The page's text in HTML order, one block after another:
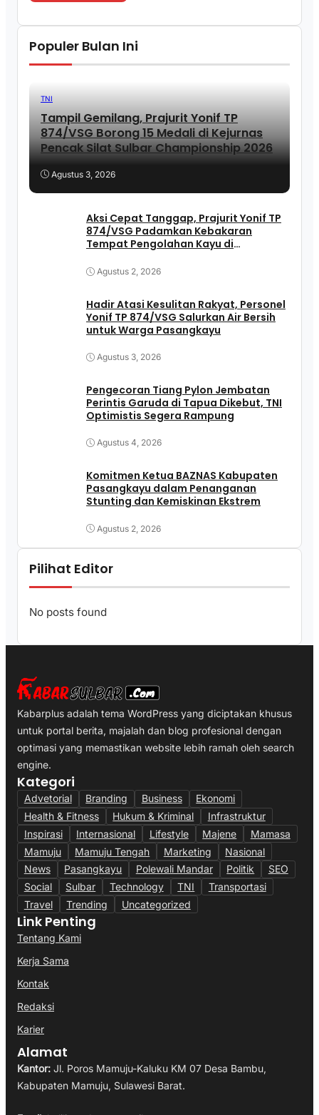
Populer Bulan Ini
TNI
Tampil Gemilang, Prajurit Yonif TP
874/VSG Borong 15 Medali di Kejurnas
Pencak Silat Sulbar Championship 2026
Agustus 3, 2026
Aksi Cepat Tanggap, Prajurit Yonif TP
874/VSG Padamkan Kebakaran
Tempat Pengolahan Kayu di
Agustus 2, 2026
Hadir Atasi Kesulitan Rakyat, Personel
Yonif TP 874/VSG Salurkan Air Bersih
untuk Warga Pasangkayu
Agustus 3, 2026
Pengecoran Tiang Pylon Jembatan
Perintis Garuda di Tapua Dikebut, TNI
Optimistis Segera Rampung
Agustus 4, 2026
Komitmen Ketua BAZNAS Kabupaten
Pasangkayu dalam Penanganan
Stunting dan Kemiskinan Ekstrem
Agustus 2, 2026
Pilihat Editor
No posts found
Kabarplus adalah tema WordPress yang diciptakan khusus
untuk portal berita, majalah dan blog profesional dengan
optimasi yang memastikan website lebih ramah oleh search
engine.
Kategori
Advetorial Branding Business
Ekonomi
Health & Fitness
Hukum & Kriminal
Infrastruktur
Inspirasi
Internasional Lifestyle Majene
Mamasa
Mamuju
Mamuju Tengah Marketing
Nasional
News
Pasangkayu Polewali Mandar Politik
SEO
Social
Sulbar Technology TNI
Transportasi
Travel
Trending Uncategorized
Link Penting
Tentang Kami
Kerja Sama
Kontak
Redaksi
Karier
Alamat
Kantor: Jl. Poros Mamuju-Kaluku KM 07 Desa Bambu,
Kabupaten Mamuju, Sulawesi Barat.